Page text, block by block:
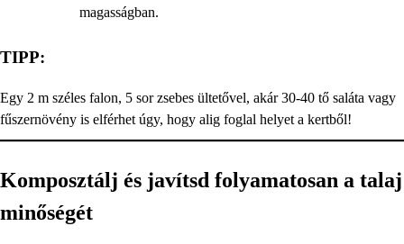
magasságban.
TIPP:
Egy 2 m széles falon, 5 sor zsebes ültetővel, akár 30-40 tő saláta vagy
fűszernövény is elférhet úgy, hogy alig foglal helyet a kertből!
Komposztálj és javítsd folyamatosan a talaj
minőségét